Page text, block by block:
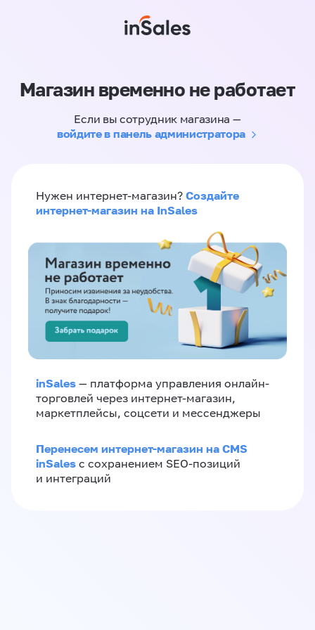
Магазин временно не работает
Если вы сотрудник магазина —
войдите в панель администратора
Нужен интернет-магазин? Создайте
интернет-магазин на InSales
inSales — платформа управления онлайн-
торговлей через интернет-магазин,
маркетплейсы, соцсети и мессенджеры
Перенесем интернет-магазин на CMS
inSales с сохранением SEO-позиций
и интеграций